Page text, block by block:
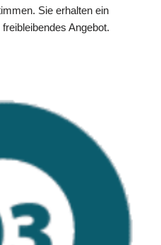
Sie erhalten ein
Angebot.